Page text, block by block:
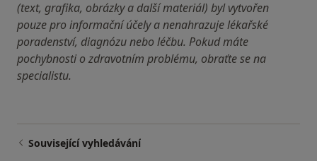
(text, grafika, obrázky a další materiál) byl vytvořen
pouze pro informační účely a nenahrazuje lékařské
poradenství, diagnózu nebo léčbu. Pokud máte
pochybnosti o zdravotním problému, obraťte se na
specialistu.
Související vyhledávání